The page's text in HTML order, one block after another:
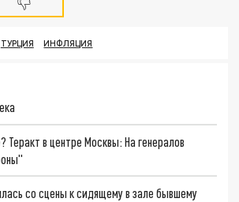
ТУРЦИЯ ИНФЛЯЦИЯ
в центре Москвы: На генералов
со сцены к сидящему в зале бывшему